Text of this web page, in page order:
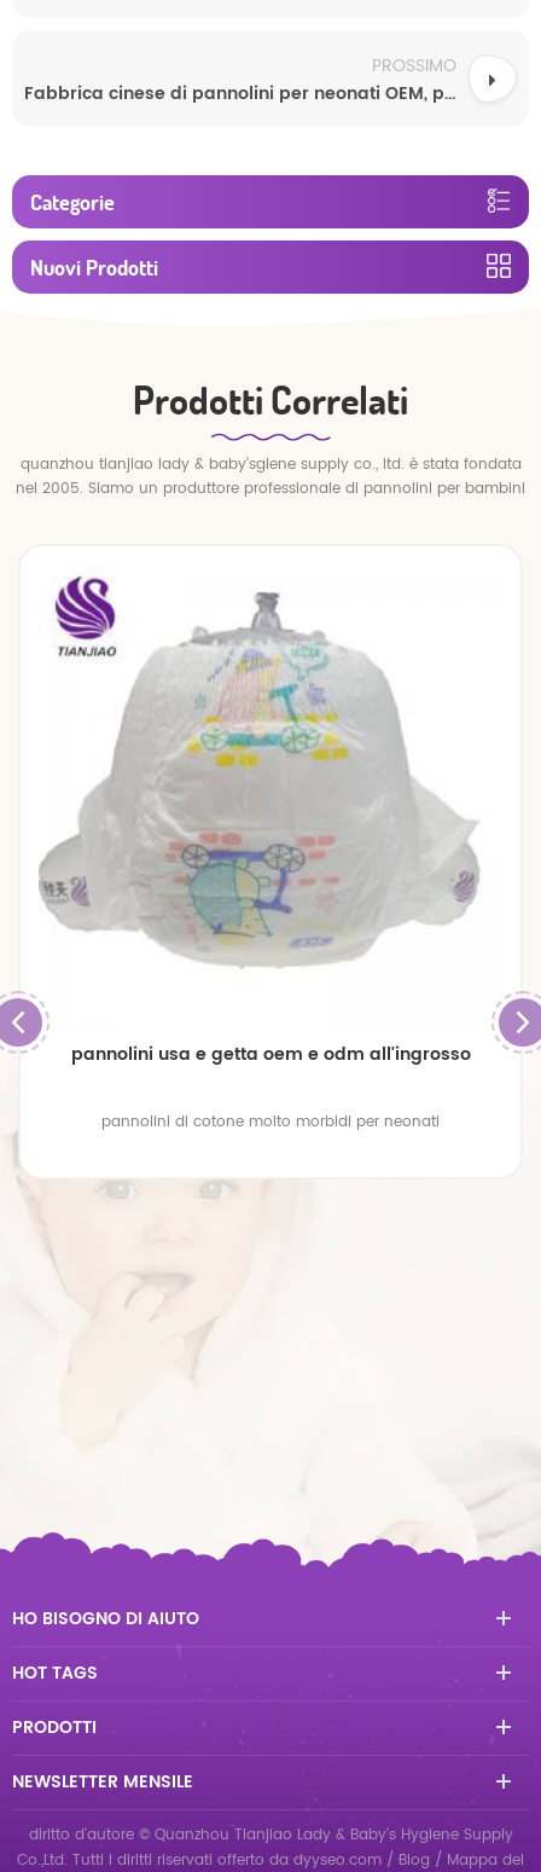
PROSSIMO
Fabbrica cinese di pannolini per neonati OEM, pannolini morbidi, ipoallergenici e altamente assorbenti personalizzati per neonati
Categorie
Nuovi Prodotti
Prodotti Correlati
quanzhou tianjiao lady & baby'sgiene supply co., ltd. è stata fondata
nel 2005. Siamo un produttore professionale di pannolini per bambini
pannolini usa e getta oem e odm all'ingrosso
pannolini di cotone molto morbidi per neonati
HO BISOGNO DI AIUTO
HOT TAGS
PRODOTTI
NEWSLETTER MENSILE
diritto d'autore © Quanzhou Tianjiao Lady & Baby's Hygiene Supply
Co.,Ltd. Tutti i diritti riservati offerto da dyyseo.com / Blog / Mappa del